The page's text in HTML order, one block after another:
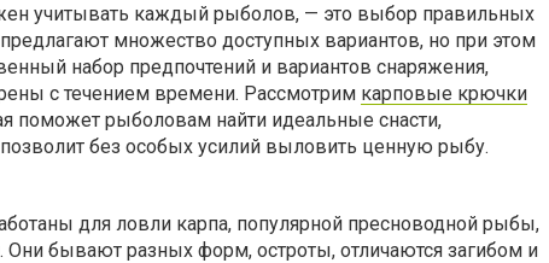
учитывать каждый рыболов, — это выбор правильных
множество доступных вариантов, но при этом
набор предпочтений и вариантов снаряжения,
с течением времени. Рассмотрим карповые крючки
поможет рыболовам найти идеальные снасти,
без особых усилий выловить ценную рыбу.
для ловли карпа, популярной пресноводной рыбы,
Они бывают разных форм, остроты, отличаются загибом и